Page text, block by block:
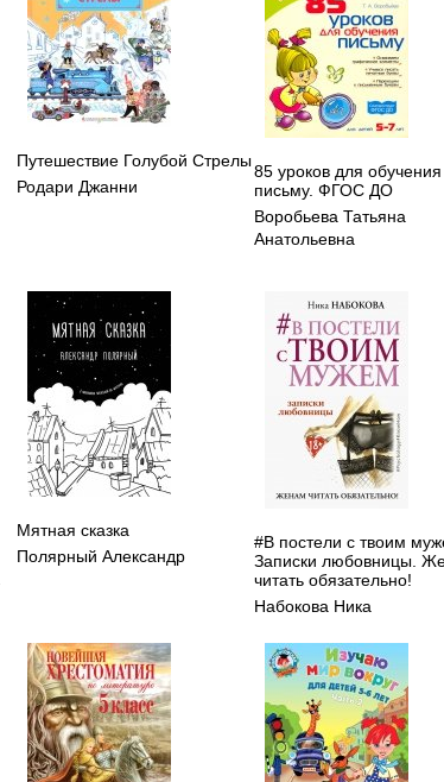
Путешествие Голубой Стрелы
Родари Джанни
85 уроков для обучения
письму. ФГОС ДО
Воробьева Татьяна
Анатольевна
Мятная сказка
Полярный Александр
#В постели с твоим
Записки любовницы.
читать обязательно!
Набокова Ника